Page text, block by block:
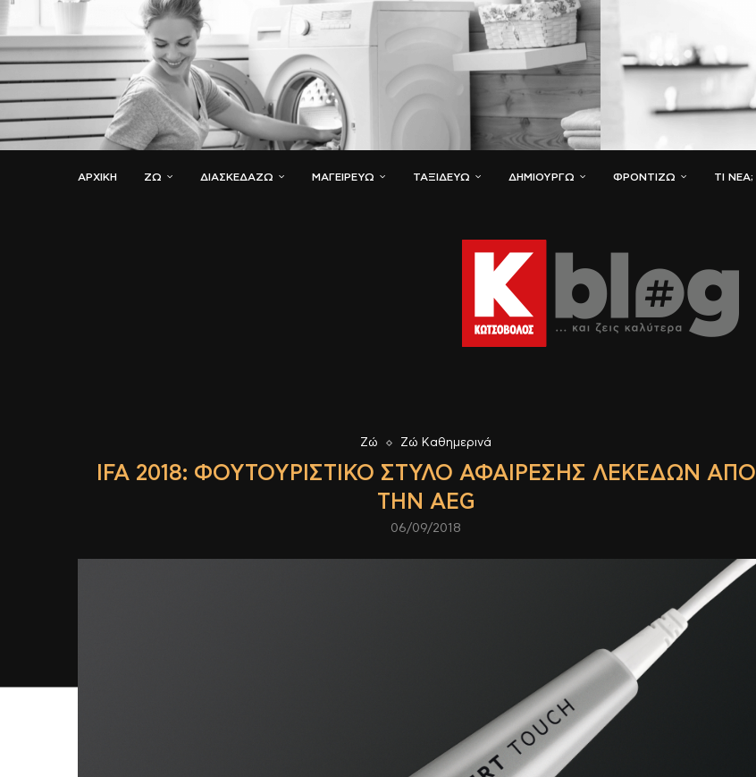
ΑΡΧΙΚΗ ΖΏ ΔΙΑΣΚΕΔΆΖΩ ΜΑΓΕΙΡΕΎΩ ΤΑΞΙΔΕΎΩ ΔΗΜΙΟΥΡΓΏ ΦΡΟΝΤΊΖΩ ΤΙ ΝΈΑ;
Ζώ Ζώ Καθημερινά
IFA 2018: ΦΟΥΤΟΥΡΙΣΤΙΚΌ ΣΤΥΛΌ ΑΦΑΊΡΕΣΗΣ ΛΕΚΈΔΩΝ ΑΠΌ
ΤΗΝ AEG
06/09/2018